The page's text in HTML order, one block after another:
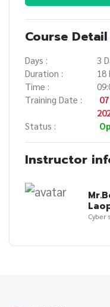
Course
Days :
3
Duration :
18
Time :
Training Date :
Status :
Instructor
Cyber